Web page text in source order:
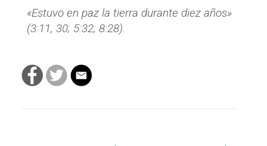
«Estuvo en paz la tierra durante diez años»
(3:11, 30; 5:32; 8:28).